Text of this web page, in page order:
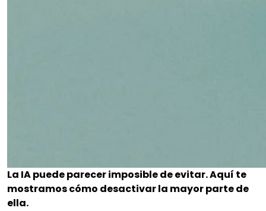
La IA puede parecer imposible de evitar. Aquí te
mostramos cómo desactivar la mayor parte de
ella.